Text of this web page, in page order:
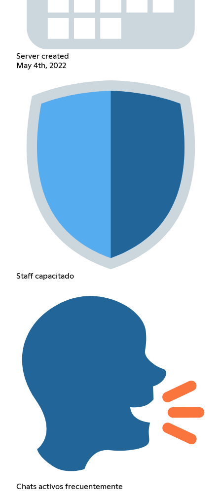
Server created
May 4th, 2022
Staff capacitado
Chats activos frecuentemente